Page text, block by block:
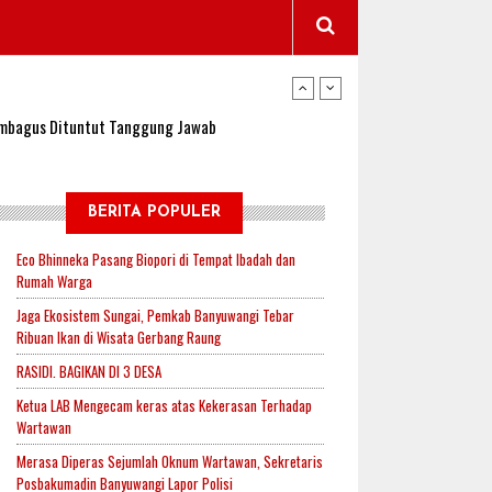
Jadi Lokasi Uji Coba Program NADI JKN
Dituntut Tanggung Jawab
Padi, Proyeksi Hasil Capai 2,4 Ton Gabah
Indonesia.id Perkuat Sinergitas Lewat Ngopi
untuk Mendukung Ketahanan Pangan Nasional
Jadi Lokasi Uji Coba Program NADI JKN
BERITA POPULER
Eco Bhinneka Pasang Biopori di Tempat Ibadah dan
Rumah Warga
Jaga Ekosistem Sungai, Pemkab Banyuwangi Tebar
Ribuan Ikan di Wisata Gerbang Raung
RASIDI. BAGIKAN DI 3 DESA
Ketua LAB Mengecam keras atas Kekerasan Terhadap
Wartawan
Merasa Diperas Sejumlah Oknum Wartawan, Sekretaris
Posbakumadin Banyuwangi Lapor Polisi